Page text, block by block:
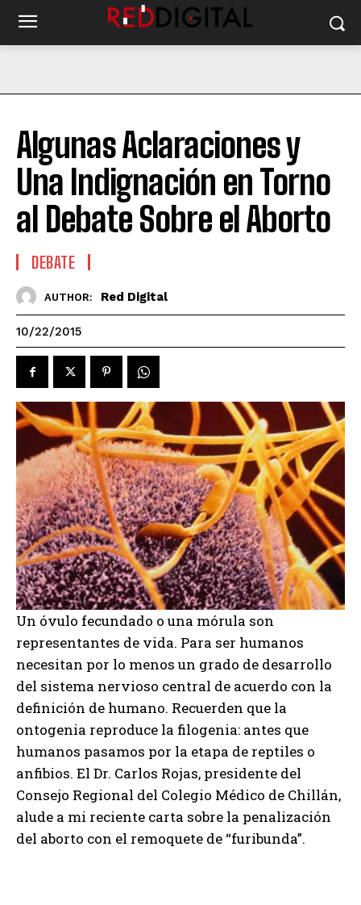
Algunas Aclaraciones y
Una Indignación en Torno
al Debate Sobre el Aborto
DEBATE
AUTHOR: Red Digital
10/22/2015
Un óvulo fecundado o una mórula son
representantes de vida. Para ser humanos
necesitan por lo menos un grado de desarrollo
del sistema nervioso central de acuerdo con la
definición de humano. Recuerden que la
ontogenia reproduce la filogenia: antes que
humanos pasamos por la etapa de reptiles o
anfibios. El Dr. Carlos Rojas, presidente del
Consejo Regional del Colegio Médico de Chillán,
alude a mi reciente carta sobre la penalización
del aborto con el remoquete de “furibunda”.